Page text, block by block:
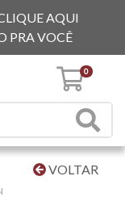
AQUI
PRA VOCÊ
0
VOLTAR